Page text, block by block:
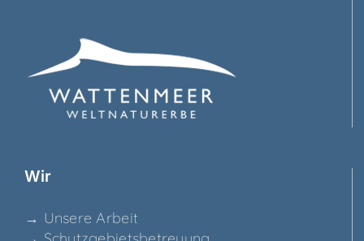
Wir
→ Unse­re Arbeit